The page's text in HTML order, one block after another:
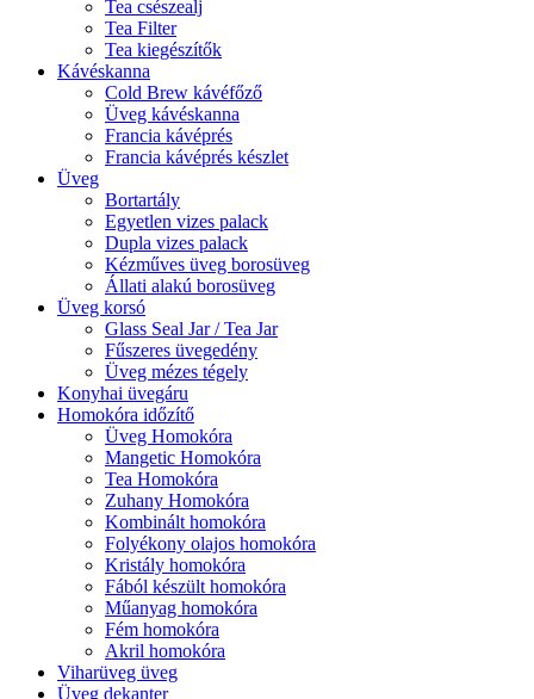
Tea csészealj
Tea Filter
Tea kiegészítők
Kávéskanna
Cold Brew kávéfőző
Üveg kávéskanna
Francia kávéprés
Francia kávéprés készlet
Üveg
Bortartály
Egyetlen vizes palack
Dupla vizes palack
Kézműves üveg borosüveg
Állati alakú borosüveg
Üveg korsó
Glass Seal Jar / Tea Jar
Fűszeres üvegedény
Üveg mézes tégely
Konyhai üvegáru
Homokóra időzítő
Üveg Homokóra
Mangetic Homokóra
Tea Homokóra
Zuhany Homokóra
Kombinált homokóra
Folyékony olajos homokóra
Kristály homokóra
Fából készült homokóra
Műanyag homokóra
Fém homokóra
Akril homokóra
Viharüveg üveg
Üveg dekanter